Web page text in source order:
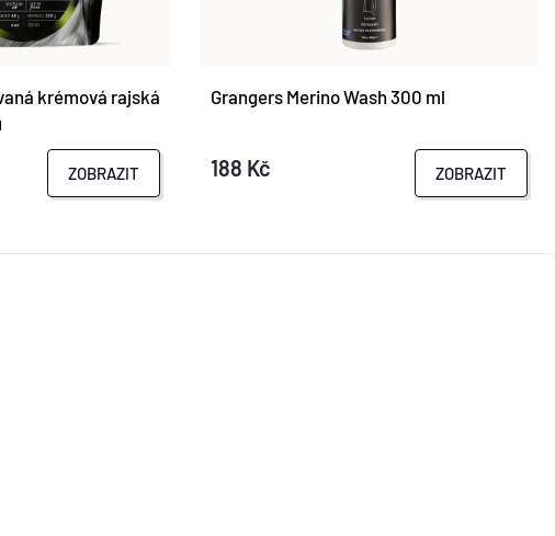
krémová rajská
ZOBRAZIT
Grangers Merino Wash 300 ml
188 Kč ZOBRAZIT